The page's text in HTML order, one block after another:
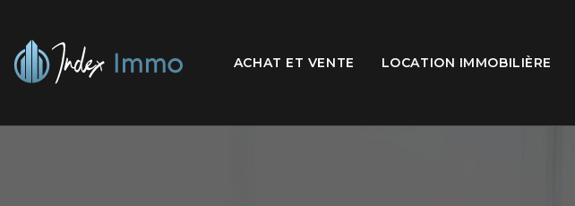
ACHAT ET VENTE LOCATION IMMOBILIÈRE